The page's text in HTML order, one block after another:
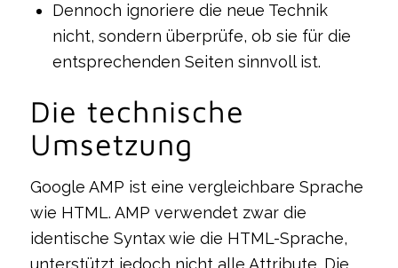
Dennoch ignoriere die neue Technik
nicht, sondern überprüfe, ob sie für die
entsprechenden Seiten sinnvoll ist.
Die technische
Umsetzung
Google AMP ist eine vergleichbare Sprache
wie HTML. AMP verwendet zwar die
identische Syntax wie die HTML-Sprache,